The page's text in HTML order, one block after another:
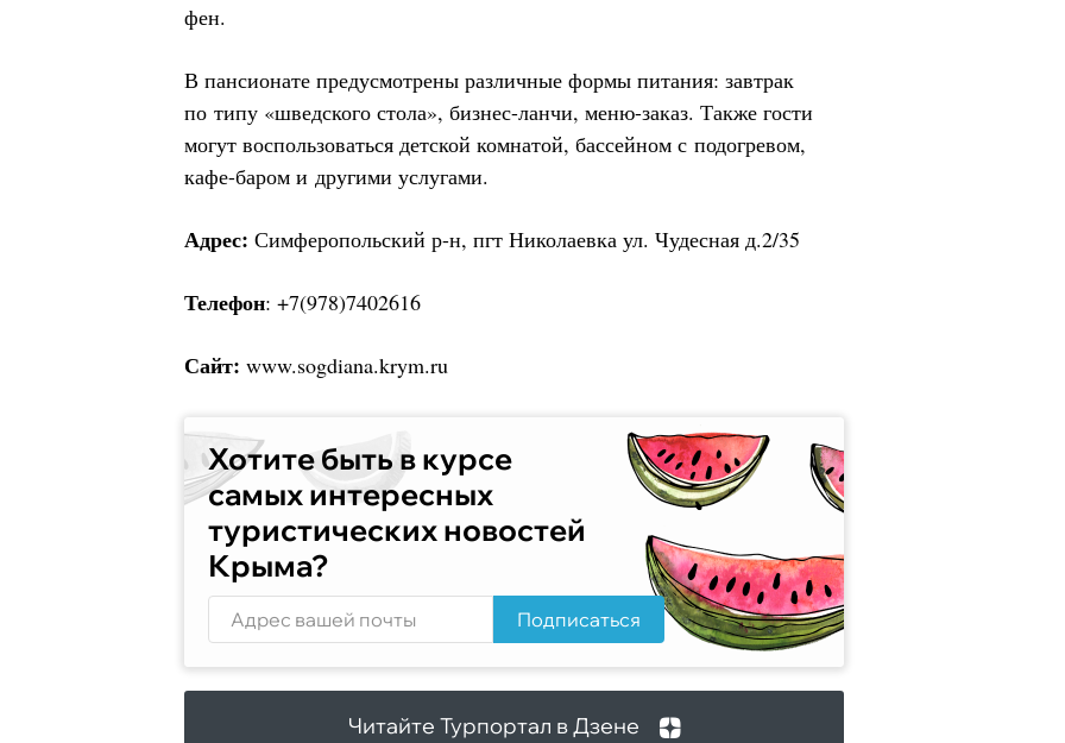
фен.
В пансионате предусмотрены различные формы питания: завтрак
по типу «шведского стола», бизнес-ланчи, меню-заказ. Также гости
могут воспользоваться детской комнатой, бассейном с подогревом,
кафе-баром и другими услугами.
Адрес: Симферопольский р-н, пгт Николаевка ул. Чудесная д.2/35
Телефон: +7(978)7402616
Сайт: www.sogdiana.krym.ru
Хотите быть в курсе
самых интересных
туристических новостей
Крыма?
Подписаться
Читайте Турпортал в Дзене